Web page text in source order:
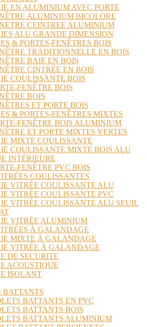
EN ALUMINIUM AVEC PORTE
ALUMINIUM BICOLORE
CEINTREE ALUMINIUM
ALU GRANDE DIMENSION
& PORTES-FENÊTRES BOIS
TRADITIONNELLE EN BOIS
BAIE EN BOIS
CINTRÉE EN BOIS
COULISSANTE BOIS
FENÊTRE BOIS
BOIS
ET PORTE BOIS
& PORTES-FENÊTRES MIXTES
FENÊTRE BOIS ALUMINIUM
ET PORTE MIXTES VERTES
MIXTE COULISSANTE
COULISSANTE MIXTE BOIS ALU
INTÉRIEURE
FENÊTRE PVC BOIS
COULISSANTES
VITRÉE COULISSANTE ALU
VITRÉE COULISSANTE PVC
VITRÉE COULISSANTE ALU SEUIL
VITRÉE ALUMINIUM
À GALANDAGE
MIXTE À GALANDAGE
VITRÉE À GALANDAGE
DE SECURITE
ACOUSTIQUE
ISOLANT
BATTANTS
BATTANTS EN PVC
BATTANTS BOIS
BATTANTS ALUMINIUM